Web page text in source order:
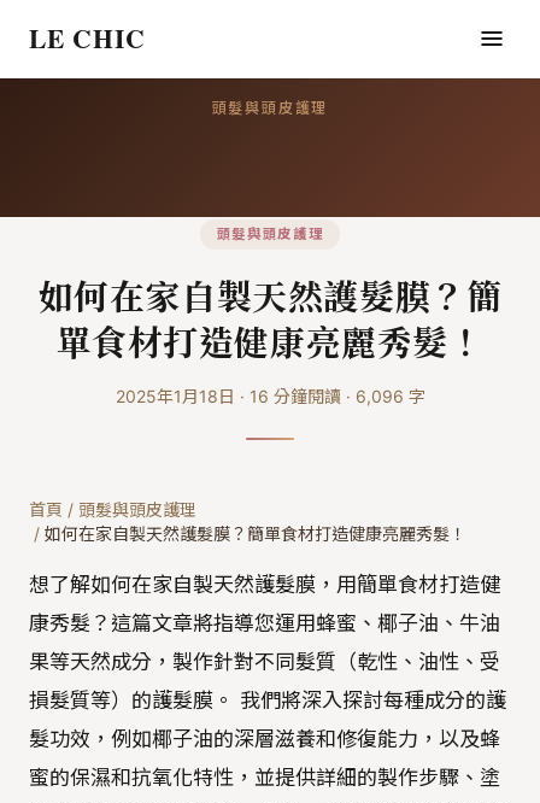
LE CHIC
頭髮與頭皮護理
頭髮與頭皮護理
如何在家自製天然護髮膜？簡
單食材打造健康亮麗秀髮！
2025年1月18日 · 16 分鐘閱讀· 6,096 字
首頁 / 頭髮與頭皮護理
/ 如何在家自製天然護髮膜？簡單食材打造健康亮麗秀髮！
想了解如何在家自製天然護髮膜，用簡單食材打造健
康秀髮？這篇文章將指導您運用蜂蜜、椰子油、牛油
果等天然成分，製作針對不同髮質（乾性、油性、受
損髮質等）的護髮膜。 我們將深入探討每種成分的護
髮功效，例如椰子油的深層滋養和修復能力，以及蜂
蜜的保濕和抗氧化特性，並提供詳細的製作步驟、塗